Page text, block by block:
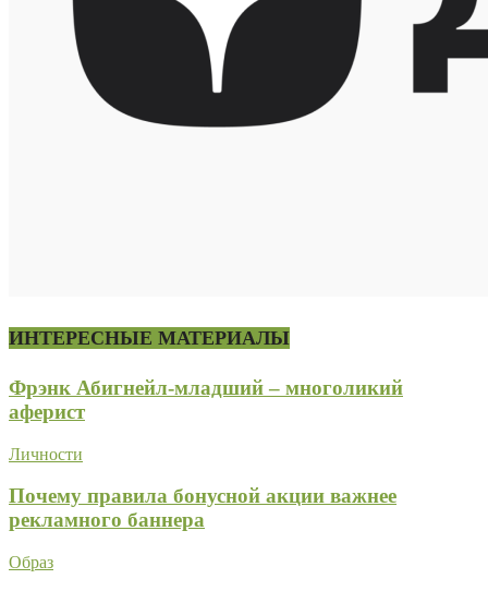
ИНТЕРЕСНЫЕ МАТЕРИАЛЫ
Фрэнк Абигнейл-младший – многоликий
аферист
Личности
Почему правила бонусной акции важнее
рекламного баннера
Образ